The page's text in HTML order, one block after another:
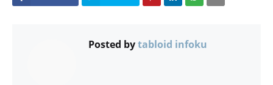
Posted bytabloid infoku